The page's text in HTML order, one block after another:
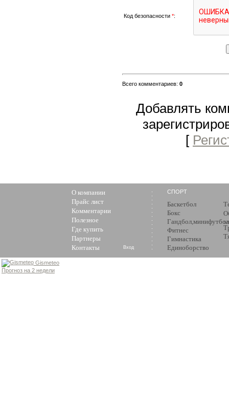
Код безопасности *:
Всего комментариев: 0
Добавлять
[
О компании
Прайс лист
Комментарии
Полезное
Где купить
Партнеры
Контакты
СПОРТ
Баскетбол
Бокс
Гандбол,минифутбол
Фитнес
Гимнастика
Единоборство
Вход
Gismeteo
Прогноз на 2 недели